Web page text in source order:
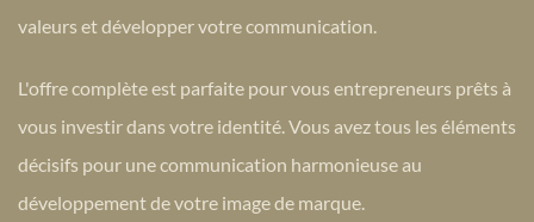
valeurs et développer votre communication.
L'offre complète est parfaite pour vous entrepreneurs prêts à
vous investir dans votre identité. Vous avez tous les éléments
décisifs pour une communication harmonieuse au
développement de votre image de marque.